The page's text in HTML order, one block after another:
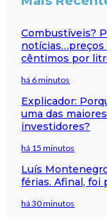
Combustíveis?
notícias…preços
cêntimos por
há 6 minutos
Explicador:
uma das
investidores?
há 15 minutos
Luís
férias. Afinal, foi
há 30 minutos